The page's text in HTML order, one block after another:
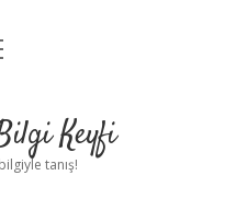
Keyfi
tanış!